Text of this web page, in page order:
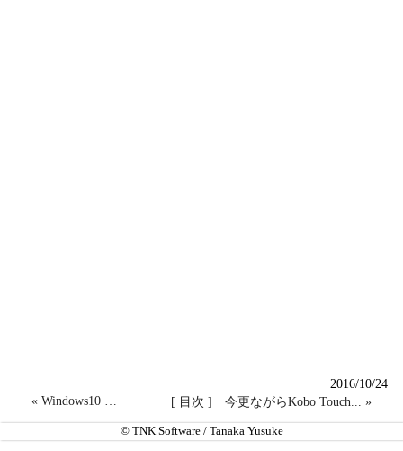
2016/10/24
« Windows10 …
[ 目次 ] 今更ながらKobo Touch... »
© TNK Software / Tanaka Yusuke